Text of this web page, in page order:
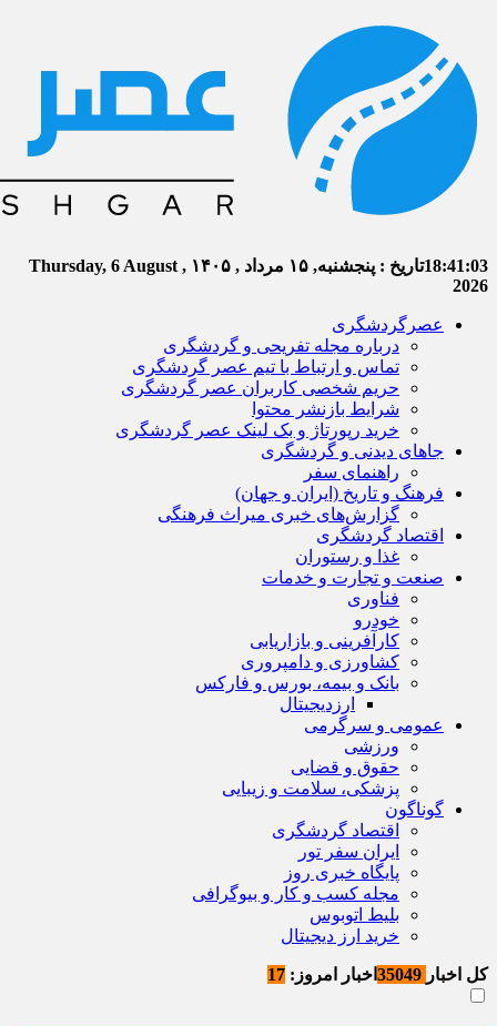
18:41:04تاریخ : پنجشنبه, ۱۵ مرداد , ۱۴۰۵
Thursday, 6 August ,
2026
عصرگردشگری
درباره مجله تفریحی و گردشگری
تماس و ارتباط با تیم عصر گردشگری
حریم شخصی کاربران عصر گردشگری
شرایط بازنشر محتوا
خرید رپورتاژ و بک لینک عصر گردشگری
جاهای دیدنی و گردشگری
راهنمای سفر
فرهنگ و تاریخ (ایران و جهان)
گزارش‌های خبری میراث فرهنگی
اقتصاد گردشگری
غذا و رستوران
صنعت و تجارت و خدمات
فناوری
خودرو
کارآفرینی و بازاریابی
کشاورزی و دامپروری
بانک و بیمه، بورس و فارکس
ارزدیجیتال
عمومی و سرگرمی
ورزشی
حقوق و قضایی
پزشکی، سلامت و زیبایی
گوناگون
اقتصاد گردشگری
ایران سفر تور
پایگاه خبری روز
مجله کسب و کار و بیوگرافی
بلیط اتوبوس
خرید ارز دیجیتال
کل اخبار اخبار امروز: 17